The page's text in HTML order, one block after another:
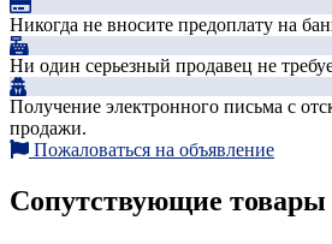
Никогда не вносите предоплату на
Ни один серьезный продавец не
Получение электронного письма с
продажи.
Пожаловаться на объявление
Сопутствующие товары